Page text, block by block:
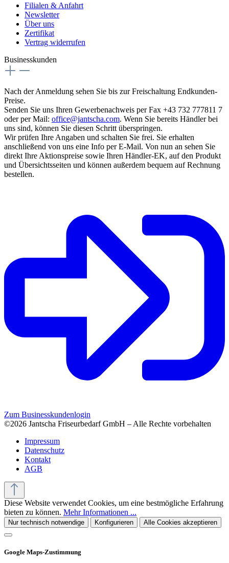
Filialen & Anfahrt
Newsletter
Über uns
Zertifikat
Vertrag widerrufen
Businesskunden
Nach der Anmeldung sehen Sie bis zur Freischaltung Endkunden-
Preise.
Senden Sie uns Ihren Gewerbenachweis per Fax +43 732 777811 7
oder per Mail: office@jantscha.com. Wenn Sie bereits Händler bei
uns sind, können Sie diesen Schritt überspringen.
Wir prüfen Ihre Angaben und schalten Sie frei. Sie erhalten
anschließend von uns eine Info per E-Mail. Von nun an sehen Sie
direkt Ihre Aktionspreise sowie Ihren Händler-EK, auf den Produkt
und Übersichtsseiten und können außerdem bequem auf Rechnung
bestellen.
Zum Businesskundenlogin
©2026 Jantscha Friseurbedarf GmbH – Alle Rechte vorbehalten
Impressum
Datenschutz
Kontakt
AGB
Diese Website verwendet Cookies, um eine bestmögliche Erfahrung
bieten zu können. Mehr Informationen ...
Nur technisch notwendige Konfigurieren Alle Cookies akzeptieren
Google Maps-Zustimmung